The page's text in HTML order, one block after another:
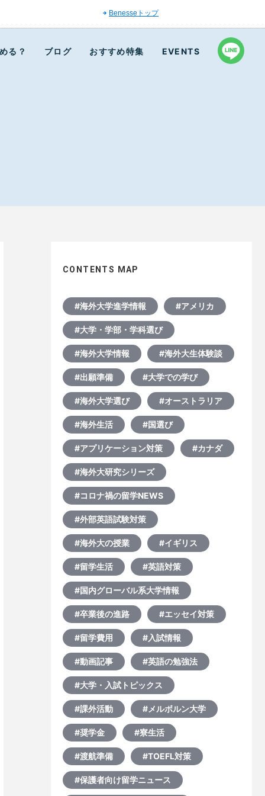
Benesseトップ
る？ ブログ おすすめ特集 EVENTS
CONTENTS MAP
#海外大学進学情報 #アメリカ
#大学・学部・学科選び
#海外大学情報 #海外大生体験談
#出願準備 #大学での学び
#海外大学選び #オーストラリア
#海外生活 #国選び
#アプリケーション対策 #カナダ
#海外大研究シリーズ
#コロナ禍の留学NEWS
#外部英語試験対策
#海外大の授業 #イギリス
#留学生活 #英語対策
#国内グローバル系大学情報
#卒業後の進路 #エッセイ対策
#留学費用 #入試情報
#動画記事 #英語の勉強法
#大学・入試トピックス
#課外活動 #メルボルン大学
#奨学金 #寮生活
#渡航準備 #TOEFL対策
#保護者向け留学ニュース